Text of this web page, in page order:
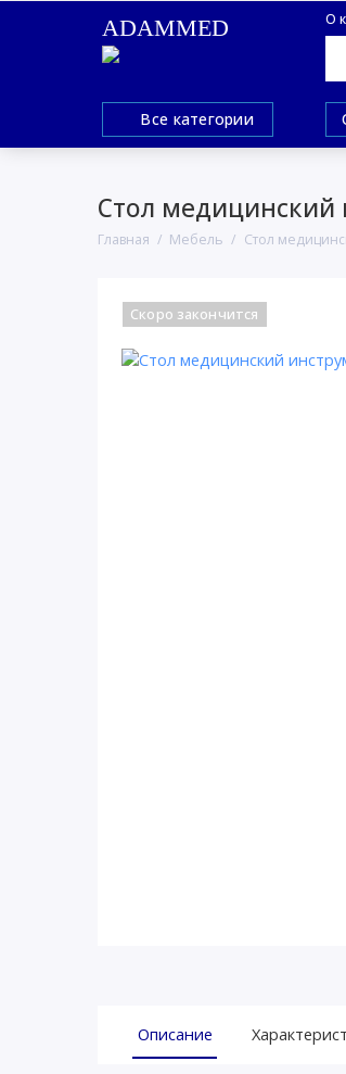
О
ADAMMED
Все категории
Стол
Главная Мебель Стол
Скоро закончится
Описание